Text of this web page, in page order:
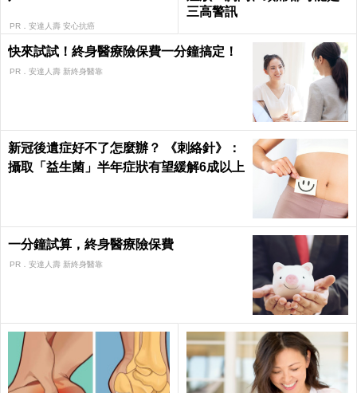
PR．安達人壽 安心抗癌
三高警訊
快來試試！終身醫療險保費一分鐘搞定！
PR．安達人壽 新終身醫靠
新冠後遺症好不了怎麼辦？ 《刺絡針》：
攝取「益生菌」半年症狀有望緩解6成以上
一分鐘試算，終身醫療險保費
PR．安達人壽 新終身醫靠